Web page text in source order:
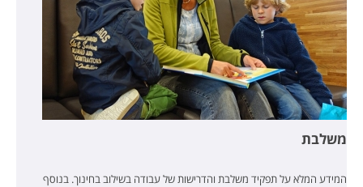
משלבת
המידע המלא על תפקיד משלבת והדרישות של עבודה בשילוב בחינוך. בנוסף